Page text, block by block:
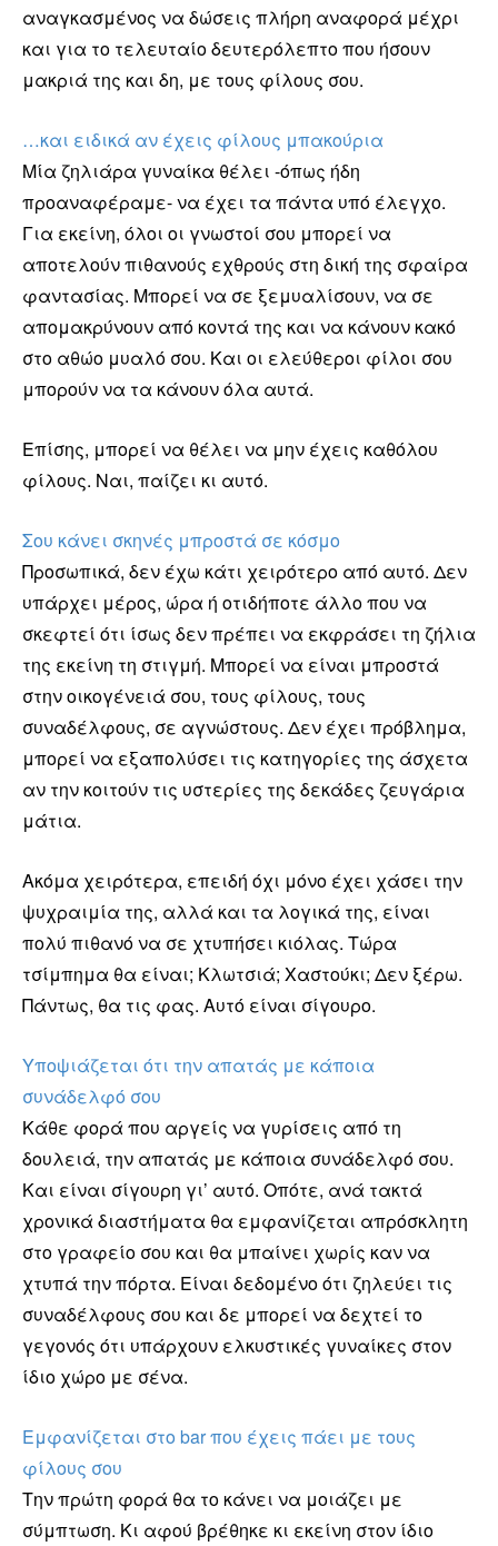
αναγκασμένος να δώσεις πλήρη αναφορά μέχρι
και για το τελευταίο δευτερόλεπτο που ήσουν
μακριά της και δη, με τους φίλους σου.
…και ειδικά αν έχεις φίλους μπακούρια
Μία ζηλιάρα γυναίκα θέλει -όπως ήδη
προαναφέραμε- να έχει τα πάντα υπό έλεγχο.
Για εκείνη, όλοι οι γνωστοί σου μπορεί να
αποτελούν πιθανούς εχθρούς στη δική της σφαίρα
φαντασίας. Μπορεί να σε ξεμυαλίσουν, να σε
απομακρύνουν από κοντά της και να κάνουν κακό
στο αθώο μυαλό σου. Και οι ελεύθεροι φίλοι σου
μπορούν να τα κάνουν όλα αυτά.
Επίσης, μπορεί να θέλει να μην έχεις καθόλου
φίλους. Ναι, παίζει κι αυτό.
Σου κάνει σκηνές μπροστά σε κόσμο
Προσωπικά, δεν έχω κάτι χειρότερο από αυτό. Δεν
υπάρχει μέρος, ώρα ή οτιδήποτε άλλο που να
σκεφτεί ότι ίσως δεν πρέπει να εκφράσει τη ζήλια
της εκείνη τη στιγμή. Μπορεί να είναι μπροστά
στην οικογένειά σου, τους φίλους, τους
συναδέλφους, σε αγνώστους. Δεν έχει πρόβλημα,
μπορεί να εξαπολύσει τις κατηγορίες της άσχετα
αν την κοιτούν τις υστερίες της δεκάδες ζευγάρια
μάτια.
Ακόμα χειρότερα, επειδή όχι μόνο έχει χάσει την
ψυχραιμία της, αλλά και τα λογικά της, είναι
πολύ πιθανό να σε χτυπήσει κιόλας. Τώρα
τσίμπημα θα είναι; Κλωτσιά; Χαστούκι; Δεν ξέρω.
Πάντως, θα τις φας. Αυτό είναι σίγουρο.
Υποψιάζεται ότι την απατάς με κάποια
συνάδελφό σου
Κάθε φορά που αργείς να γυρίσεις από τη
δουλειά, την απατάς με κάποια συνάδελφό σου.
Και είναι σίγουρη γι’ αυτό. Οπότε, ανά τακτά
χρονικά διαστήματα θα εμφανίζεται απρόσκλητη
στο γραφείο σου και θα μπαίνει χωρίς καν να
χτυπά την πόρτα. Είναι δεδομένο ότι ζηλεύει τις
συναδέλφους σου και δε μπορεί να δεχτεί το
γεγονός ότι υπάρχουν ελκυστικές γυναίκες στον
ίδιο χώρο με σένα.
Εμφανίζεται στο bar που έχεις πάει με τους
φίλους σου
Την πρώτη φορά θα το κάνει να μοιάζει με
σύμπτωση. Κι αφού βρέθηκε κι εκείνη στον ίδιο